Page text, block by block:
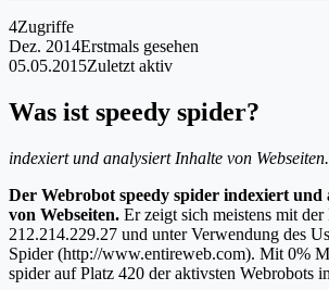
4Zugriffe
Dez. 2014Erstmals gesehen
05.05.2015Zuletzt aktiv
Was ist speedy spider?
indexiert und analysiert Inhalte von Webseiten.
Der Webrobot speedy spider indexiert
von Webseiten. Er zeigt sich meistens mit der
212.214.229.27 und unter Verwendung des
Spider (http://www.entireweb.com). Mit 0%
spider auf Platz 420 der aktivsten Webrobots